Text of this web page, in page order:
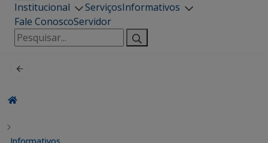
Institucional ServiçosInformativos
Fale ConoscoServidor
Pesquisar
por: